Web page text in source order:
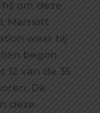
om deze
Marriott
waar hij
begon.
12 van de 35
De
deze